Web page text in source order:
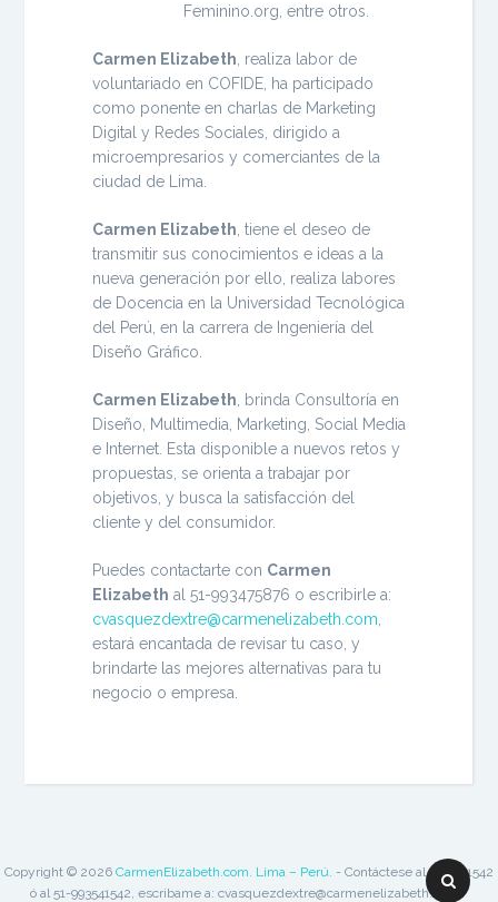
Feminino.org, entre otros.
Carmen Elizabeth , realiza labor de
voluntariado en COFIDE, ha participado
como ponente en charlas de Marketing
Digital y Redes Sociales, dirigido a
microempresarios y comerciantes de la
ciudad de Lima.
Carmen Elizabeth , tiene el deseo de
transmitir sus conocimientos e ideas a la
nueva generación por ello, realiza labores
de Docencia en la Universidad Tecnológica
del Perú, en la carrera de Ingeniería del
Diseño Gráfico.
Carmen Elizabeth , brinda Consultoría en
Diseño, Multimedia, Marketing, Social Media
e Internet. Esta disponible a nuevos retos y
propuestas, se orienta a trabajar por
objetivos, y busca la satisfacción del
cliente y del consumidor.
Puedes contactarte con Carmen
Elizabeth al 51-993475876 o escribirle a:
cvasquezdextre@carmenelizabeth.com
estará encantada de revisar tu caso, y
brindarte las mejores alternativas para tu
negocio o empresa.
Copyright © 2026 CarmenElizabeth.com. Lima – Perú. - Contáctese al 51-3541542
ó al 51-993541542, escribame a: cvasquezdextre@carmenelizabeth.com /
Buscar: